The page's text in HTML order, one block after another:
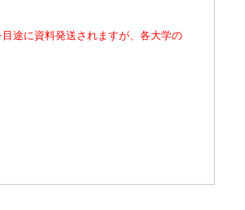
途に資料発送されますが、各大学の